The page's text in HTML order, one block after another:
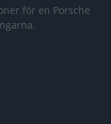
för en Porsche